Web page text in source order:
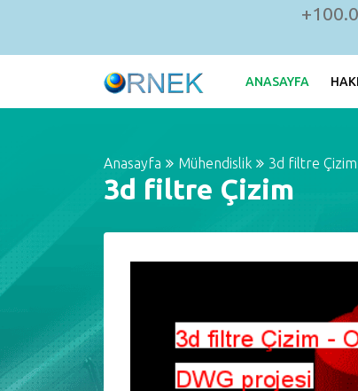
ANASAYFA
Anasayfa Mühendislik 3d filtre
3d filtre Çizim